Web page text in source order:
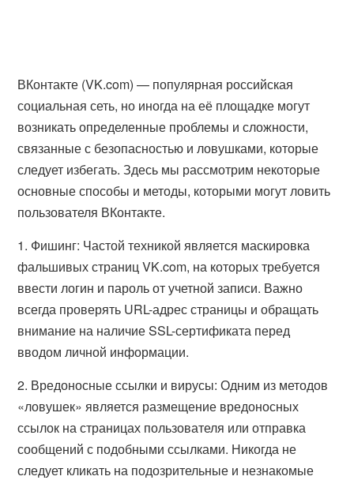
ВКонтакте (VK.com) — популярная российская
социальная сеть, но иногда на её площадке могут
возникать определенные проблемы и сложности,
связанные с безопасностью и ловушками, которые
следует избегать. Здесь мы рассмотрим некоторые
основные способы и методы, которыми могут ловить
пользователя ВКонтакте.
1. Фишинг: Частой техникой является маскировка
фальшивых страниц VK.com, на которых требуется
ввести логин и пароль от учетной записи. Важно
всегда проверять URL-адрес страницы и обращать
внимание на наличие SSL-сертификата перед
вводом личной информации.
2. Вредоносные ссылки и вирусы: Одним из методов
«ловушек» является размещение вредоносных
ссылок на страницах пользователя или отправка
сообщений с подобными ссылками. Никогда не
следует кликать на подозрительные и незнакомые